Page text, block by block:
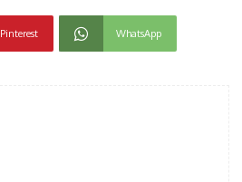
Pinterest WhatsApp